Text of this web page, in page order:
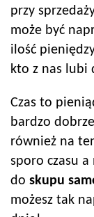
przy
może być
ilość
kto z nas lubi
Czas to
bardzo
również na
sporo czasu
do skupu
możesz tak